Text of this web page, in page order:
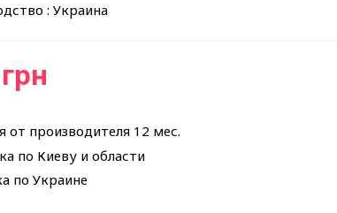
: Украина
от производителя 12 мес.
по Киеву и области
по Украине